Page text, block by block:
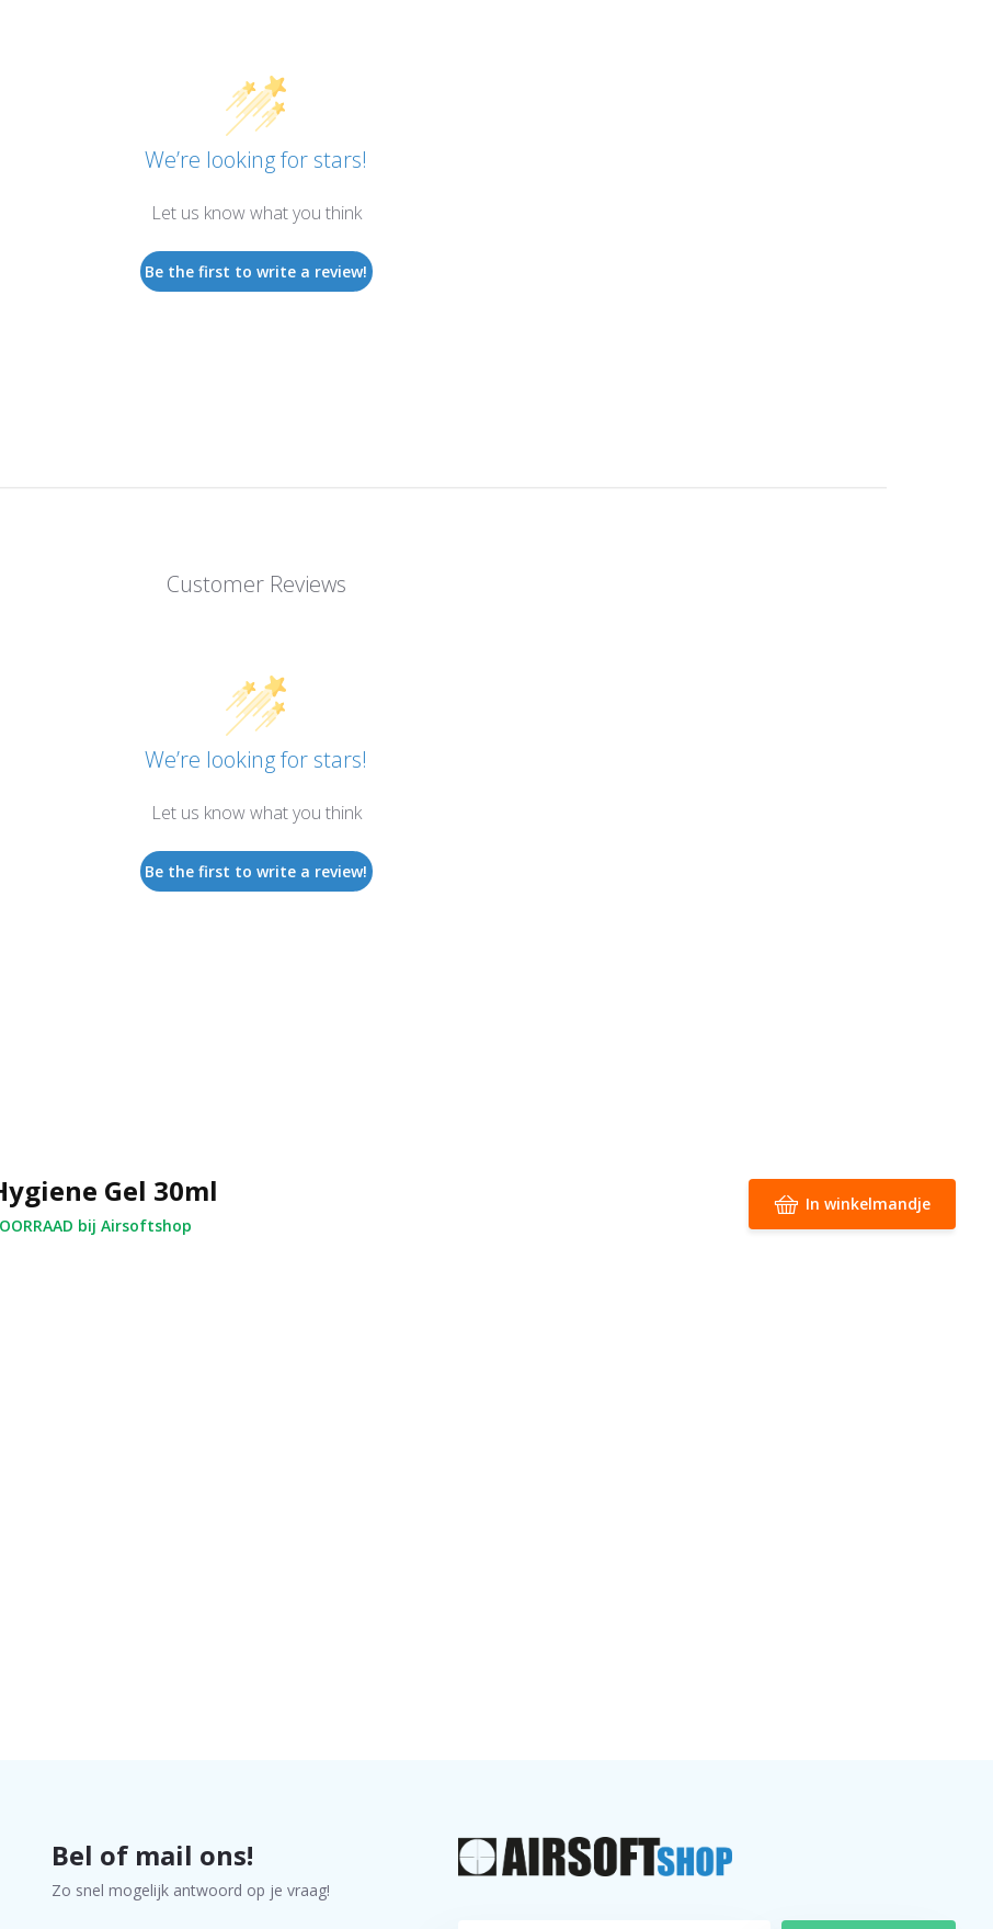
We’re looking for stars!
Let us know what you think
Be the first to write a review!
Customer Reviews
We’re looking for stars!
Let us know what you think
Be the first to write a review!
Gel 30ml
bij Airsoftshop
In winkelmandje
Bel of mail ons!
Zo snel mogelijk antwoord op je vraag!